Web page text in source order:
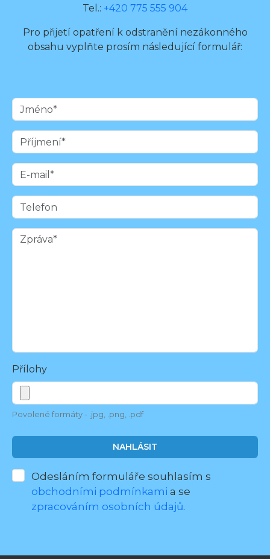
Tel.: +420 775 555 904
Pro přijetí opatření k odstranění nezákonného
obsahu vyplňte prosím následující formulář:
Přílohy
Povolené formáty - .jpg, .png, .pdf
NAHLÁSIT
Odesláním formuláře souhlasím s
obchodními podmínkami a se
zpracováním osobních údajů.